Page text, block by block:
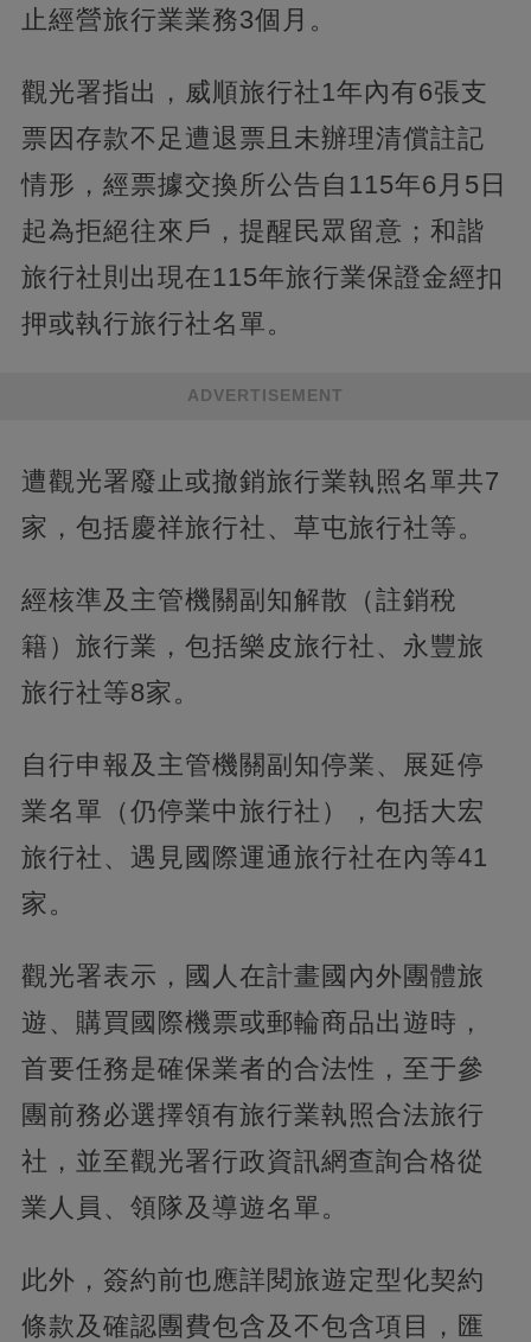
止經營旅行業業務3個月。
觀光署指出，威順旅行社1年內有6張支
票因存款不足遭退票且未辦理清償註記
情形，經票據交換所公告自115年6月5日
起為拒絕往來戶，提醒民眾留意；和諧
旅行社則出現在115年旅行業保證金經扣
押或執行旅行社名單。
ADVERTISEMENT
遭觀光署廢止或撤銷旅行業執照名單共7
家，包括慶祥旅行社、草屯旅行社等。
經核準及主管機關副知解散（註銷稅
籍）旅行業，包括樂皮旅行社、永豐旅
旅行社等8家。
自行申報及主管機關副知停業、展延停
業名單（仍停業中旅行社），包括大宏
旅行社、遇見國際運通旅行社在內等41
家。
觀光署表示，國人在計畫國內外團體旅
遊、購買國際機票或郵輪商品出遊時，
首要任務是確保業者的合法性，至于參
團前務必選擇領有旅行業執照合法旅行
社，並至觀光署行政資訊網查詢合格從
業人員、領隊及導遊名單。
此外，簽約前也應詳閱旅遊定型化契約
條款及確認團費包含及不包含項目，匯